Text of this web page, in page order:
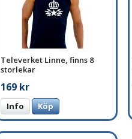
Televerket Linne, finns 8
storlekar
169 kr
Info Köp